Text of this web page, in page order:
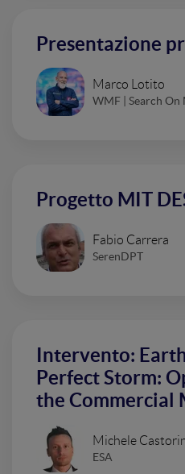
Presentazione
Marco Lotito
WMF | Search On
Progetto MIT
Fabio Carrera
SerenDPT
Intervento:
Perfect Storm:
the Commercial
Michele
ESA